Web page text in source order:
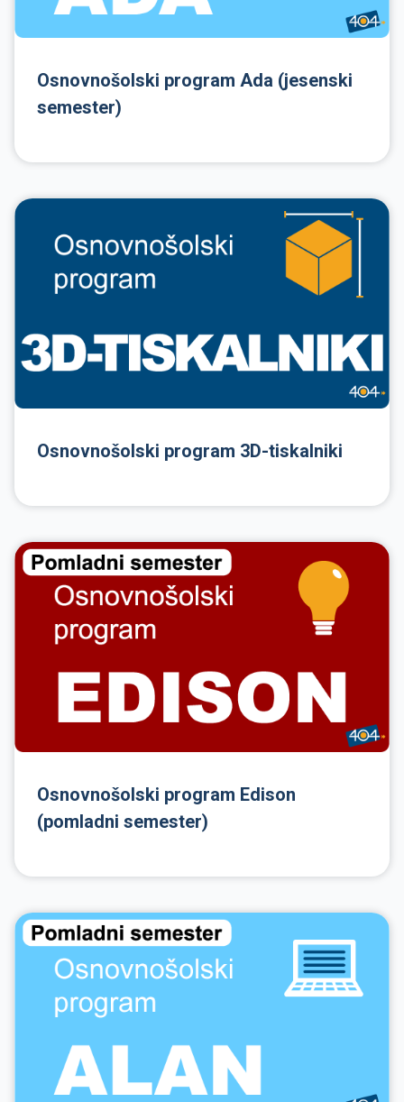
Osnovnošolski program Ada (jesenski
semester)
Osnovnošolski program 3D-tiskalniki
Osnovnošolski program Edison
(pomladni semester)